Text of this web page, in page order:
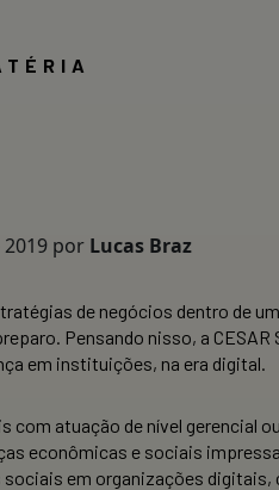
por Lucas Braz
de negócios dentro de
Pensando nisso, a
em instituições, na era digital.
com atuação de nível gerencial
econômicas e sociais
em organizações